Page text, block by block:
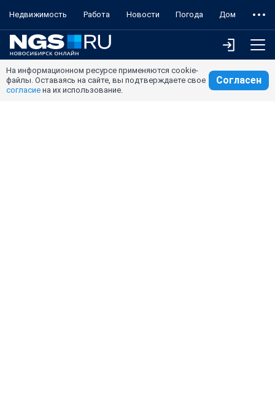
Недвижимость Работа Новости Погода Дом
На информационном ресурсе применяются cookie-
файлы. Оставаясь на сайте, вы подтверждаете свое
согласие на их использование.
Согласен